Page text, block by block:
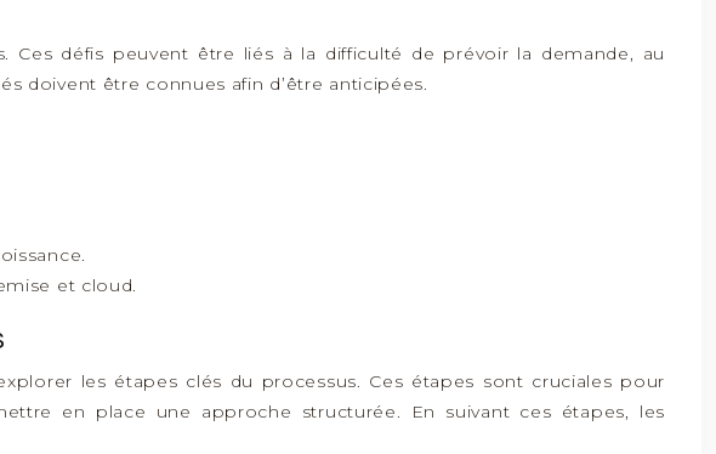
défis peuvent être liés à la difficulté de prévoir la demande, au
doivent être connues afin d’être anticipées.
et cloud.
les étapes clés du processus. Ces étapes sont cruciales pour
en place une approche structurée. En suivant ces étapes, les